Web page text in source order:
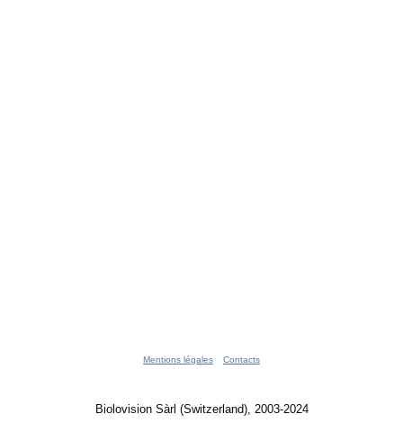
Mentions légales Contacts
Biolovision Sàrl (Switzerland), 2003-2024